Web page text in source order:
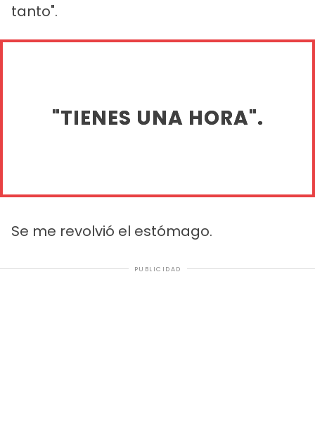
tanto".
"TIENES UNA HORA".
Se me revolvió el estómago.
PUBLICIDAD